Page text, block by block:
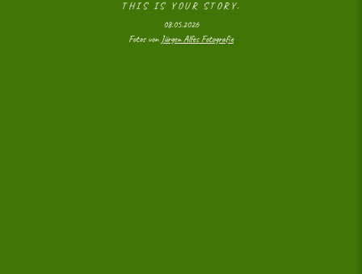
THIS IS YOUR STORY.
08.05.2026
Fotos von Jürgen Alfes Fotografie